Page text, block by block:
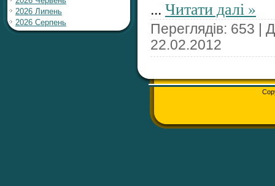
2026 Липень
2026 Серпень
... Читати далі »
Переглядів: 653 |
22.02.2012